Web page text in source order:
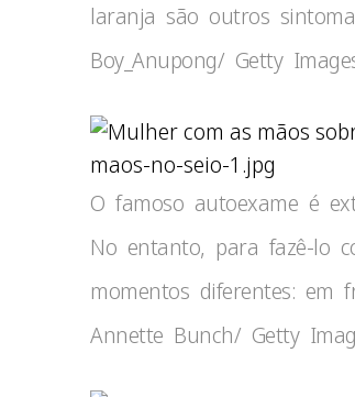
laranja são outros
Boy_Anupong/ Getty
maos-no-seio-1.jpg
O famoso autoexame é
No entanto, para fazê-lo
momentos diferentes: em
Annette Bunch/ Getty